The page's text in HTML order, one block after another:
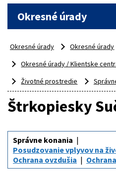
Okresné úrady
Okresné úrady
Okresné úrady
Okresné úrady / Klientske
Životné prostredie
Štrkopiesky
Správne konania
Posudzovanie vplyvov na
Ochrana ovzdušia